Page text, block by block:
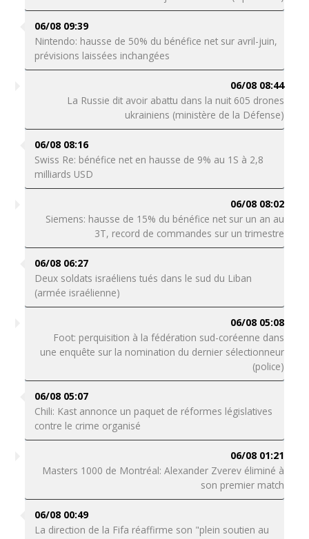
06/08 09:39
Nintendo: hausse de 50% du bénéfice net sur avril-juin,
prévisions laissées inchangées
06/08 08:44
La Russie dit avoir abattu dans la nuit 605 drones
ukrainiens (ministère de la Défense)
06/08 08:16
Swiss Re: bénéfice net en hausse de 9% au 1S à 2,8
milliards USD
06/08 08:02
Siemens: hausse de 15% du bénéfice net sur un an au
3T, record de commandes sur un trimestre
06/08 06:27
Deux soldats israéliens tués dans le sud du Liban
(armée israélienne)
06/08 05:08
Foot: perquisition à la fédération sud-coréenne dans
une enquête sur la nomination du dernier sélectionneur
(police)
06/08 05:07
Chili: Kast annonce un paquet de réformes législatives
contre le crime organisé
06/08 01:21
Masters 1000 de Montréal: Alexander Zverev éliminé à
son premier match
06/08 00:49
La direction de la Fifa réaffirme son "plein soutien au